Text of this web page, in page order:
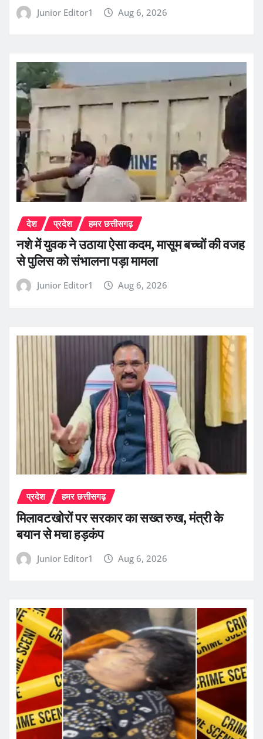
Junior Editor1 Aug 6, 2026
देश प्रदेश हमर छत्तीसगढ़
नशे में युवक ने उठाया ऐसा कदम, मासूम बच्चों की वजह
से पुलिस को संभालना पड़ा मामला
Junior Editor1 Aug 6, 2026
प्रदेश हमर छत्तीसगढ़
मिलावटखोरों पर सरकार का सख्त रुख, मंत्री के
बयान से मचा हड़कंप
Junior Editor1 Aug 6, 2026